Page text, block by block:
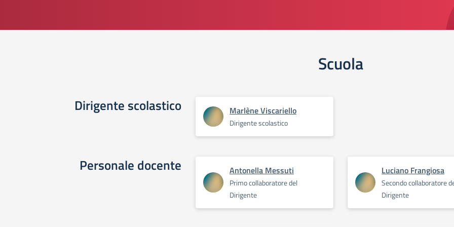
Scuola
Dirigente scolastico Marlène Viscariello
Dirigente scolastico
Personale docente Antonella Messuti
Primo collaboratore del
Dirigente
Luciano Frangiosa
Secondo collaboratore
Dirigente